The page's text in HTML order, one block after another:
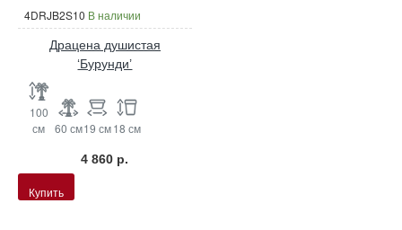
4DRJB2S10 В наличии
Драцена душистая
‘Бурунди’
100
см
60 см19 см18 см
4 860 р.
Купить